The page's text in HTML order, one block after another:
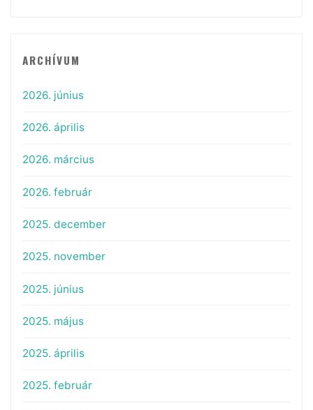
ARCHÍVUM
2026. június
2026. április
2026. március
2026. február
2025. december
2025. november
2025. június
2025. május
2025. április
2025. február